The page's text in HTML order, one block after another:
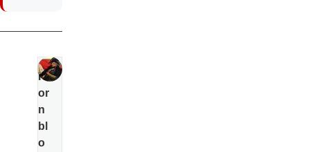
H
or
n
bl
o